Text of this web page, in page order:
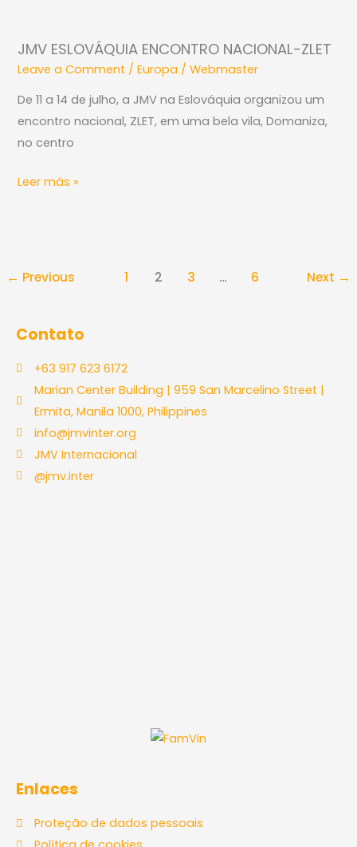
JMV ESLOVÁQUIA ENCONTRO NACIONAL-ZLET
Leave a Comment /Europa /Webmaster
De 11 a 14 de julho, a JMV na Eslováquia organizou um
encontro nacional, ZLET, em uma bela vila, Domaniza,
no centro
ENCONTRO
NACIONAL-
ZLET
Leer más »
← Previous 1 2 3 … 6 Next →
Contato
+63 917 623 6172
Marian Center Building | 959 San Marcelino Street |
Ermita, Manila 1000, Philippines
info@jmvinter.org
JMV Internacional
@jmv.inter
Enlaces
Proteção de dados pessoais